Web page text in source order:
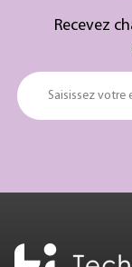
Recevez
Saisissez votre